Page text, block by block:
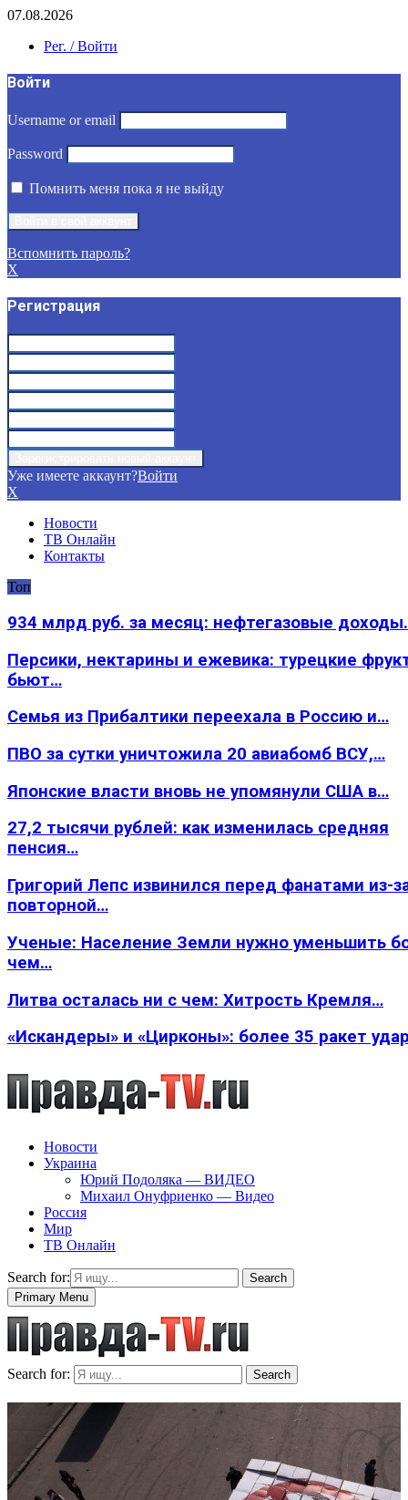
07.08.2026
Рег. / Войти
Войти
Username or email
Password
Помнить меня пока я не выйду
Вспомнить пароль?
X
Регистрация
Уже имеете аккаунт?Войти
X
Новости
ТВ Онлайн
Контакты
Топ
934 млрд руб. за месяц: нефтегазовые
Персики, нектарины и ежевика: турецкие
бьют…
Семья из Прибалтики переехала в Россию и…
ПВО за сутки уничтожила 20 авиабомб ВСУ,…
Японские власти вновь не упомянули США в…
27,2 тысячи рублей: как изменилась средняя
пенсия…
Григорий Лепс извинился перед фанатами из-
повторной…
Ученые: Население Земли нужно уменьшить
чем…
Литва осталась ни с чем: Хитрость Кремля…
«Искандеры» и «Цирконы»: более 35 ракет
Новости
Украина
Юрий Подоляка — ВИДЕО
Михаил Онуфриенко — Видео
Россия
Мир
ТВ Онлайн
Search for:
Search
Primary Menu
Search for: Search